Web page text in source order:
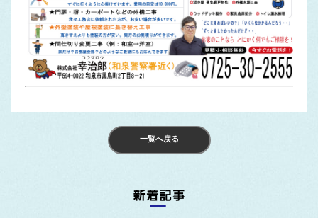
一覧へ戻る